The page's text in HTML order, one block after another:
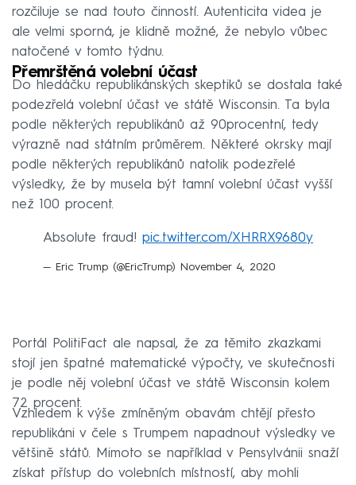
rozčiluje se nad touto činností. Autenticita videa je
ale velmi sporná, je klidně možné, že nebylo vůbec
natočené v tomto týdnu.
Přemrštěná volební účast
Do hledáčku republikánských skeptiků se dostala také
podezřelá volební účast ve státě Wisconsin. Ta byla
podle některých republikánů až 90procentní, tedy
výrazně nad státním průměrem. Některé okrsky mají
podle některých republikánů natolik podezřelé
výsledky, že by musela být tamní volební účast vyšší
než 100 procent.
Absolute fraud! pic.twitter.com/XHRRX9680y
— Eric Trump (@EricTrump) November 4, 2020
Portál PolitiFact ale napsal, že za těmito zkazkami
stojí jen špatné matematické výpočty, ve skutečnosti
je podle něj volební účast ve státě Wisconsin kolem
72 procent.
Vzhledem k výše zmíněným obavám chtějí přesto
republikáni v čele s Trumpem napadnout výsledky ve
většině států. Mimoto se například v Pensylvánii snaží
získat přístup do volebních místností, aby mohli